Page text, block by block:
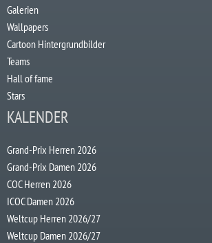
Galerien
Wallpapers
Cartoon Hintergrundbilder
Teams
Hall of fame
Stars
KALENDER
Grand-Prix Herren 2026
Grand-Prix Damen 2026
COC Herren 2026
ICOC Damen 2026
Weltcup Herren 2026/27
Weltcup Damen 2026/27